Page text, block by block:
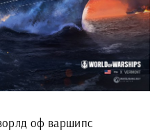
оф варшипс